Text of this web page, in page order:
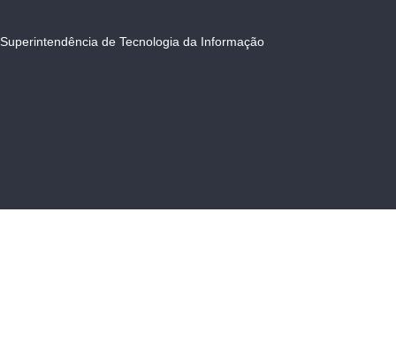
Superintendência de Tecnologia da Informação